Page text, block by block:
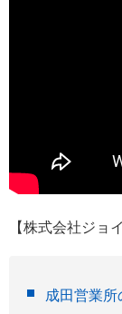
【株式会社ジョ
成田営業